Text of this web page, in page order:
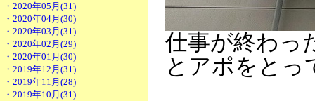
・2020年05月(31)
・2020年04月(30)
・2020年03月(31)
・2020年02月(29)
・2020年01月(30)
・2019年12月(31)
・2019年11月(28)
・2019年10月(31)
仕事が終わっ
とアポをとっ